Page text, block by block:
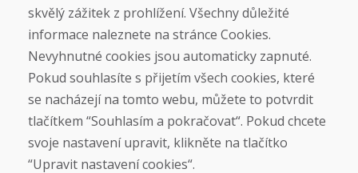
Obchodní podmínky
Doprava
Platba
Reklamace
Vrácení a výměna zboží
Ochrana osobních údajů
Cookies
Sociální sítě
skvělý zážitek z prohlížení. Všechny důležité
informace naleznete na stránce Cookies.
Nevyhnutné cookies jsou automaticky zapnuté.
Pokud souhlasíte s přijetím všech cookies, které
se nacházejí na tomto webu, můžete to potvrdit
tlačítkem “Souhlasím a pokračovat“. Pokud chcete
svoje nastavení upravit, klikněte na tlačítko
“Upravit nastavení cookies“.